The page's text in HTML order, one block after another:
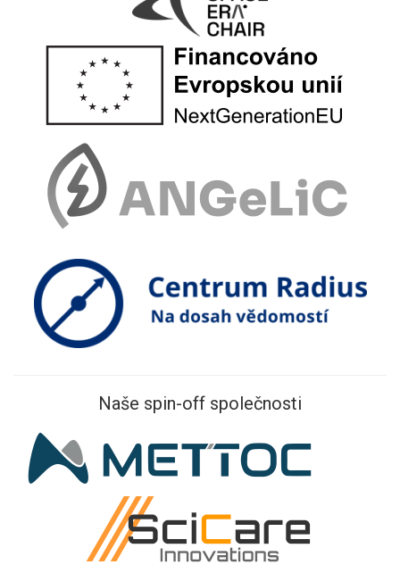
Naše spin-off společnosti